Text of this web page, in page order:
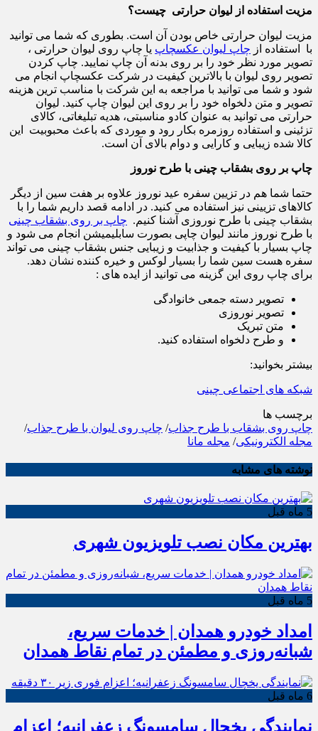
مزیت استفاده از لیوان حرارتی چیست؟
مزیت لیوان حرارتی خاص بودن آن است. بطوری که شما می توانید
با استفاده از چاپ لیوان عکسچاپ یا چاپ روی لیوان حرارتی ،
تصویر مورد نظر خود را بر روی بدنه آن چاپ نمایید. چاپ کردن
تصویر روی لیوان با بالاترین کیفیت در شرکت عکسچاپ انجام می
شود و شما می توانید با مراجعه به این شرکت با مناسب ترین هزینه
تصویر و متن دلخواه خود را بر روی این لیوان چاپ کنید. لیوان
حرارتی می توانید به عنوان کادو مناسبتی، هدیه تبلیغاتی، کالای
تزئینی و استفاده روزمره بکار رود و موردی که باعث محبوبیت این
کالا شده زیبایی و کارایی و دوام بالای آن است.
چاپ بر روی بشقاب چینی با طرح نوروز
حتما شما هم در تزیین سفره عید نوروز علاوه بر هفت سین از دیگر
کالاهای تزیینی نیز استفاده می کنید. در ادامه قصد داریم شما را با
بشقاب چینی با طرح نوروزی آشنا کنیم. چاپ بر روی بشقاب چینی
با طرح نوروز مانند لیوان چاپی بصورت سابلیمیشن انجام می شود و
چاپ بسیار با کیفیت و جذابیت و زیبایی جنس بشقاب چینی می تواند
سفره هست سین شما را بسیار لوکس و خیره کننده نشان دهد.
برای چاپ روی این گزینه می توانید از ایده های :
تصویر دسته جمعی خانوادگی
تصویر نوروزی
متن تبریک
و طرح دلخواه استفاده کنید.
بیشتر بخوانید:
شبکه های اجتماعی چینی
برچسب ها
چاپ روی بشقاب با طرح جذاب/ چاپ روی لیوان با طرح جذاب/
مجله الکترونیکی/ مجله مانا
نوشته های مشابه
5 ماه قبل
بهترین مکان نصب تلویزیون شهری
5 ماه قبل
امداد خودرو همدان | خدمات سریع،
شبانه‌روزی و مطمئن در تمام نقاط همدان
6 ماه قبل
نمایندگی یخچال سامسونگ زعفرانیه؛ اعزام